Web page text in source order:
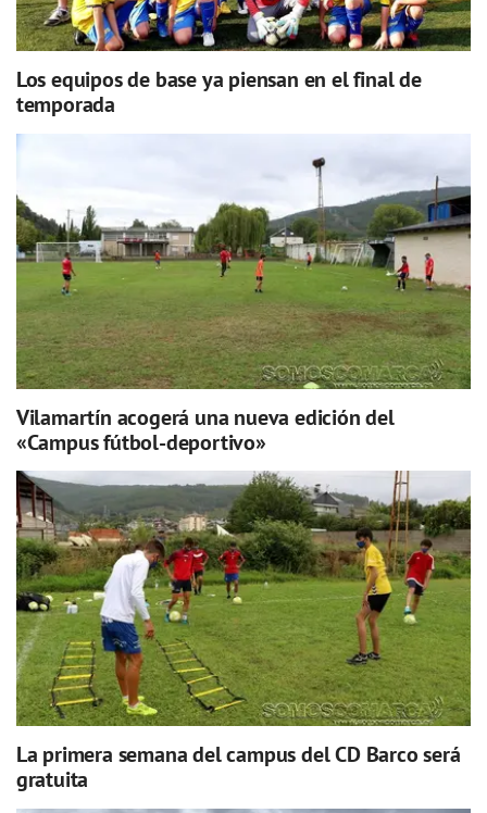
Los equipos de base ya piensan en el final de
temporada
Vilamartín acogerá una nueva edición del
«Campus fútbol-deportivo»
La primera semana del campus del CD Barco será
gratuita